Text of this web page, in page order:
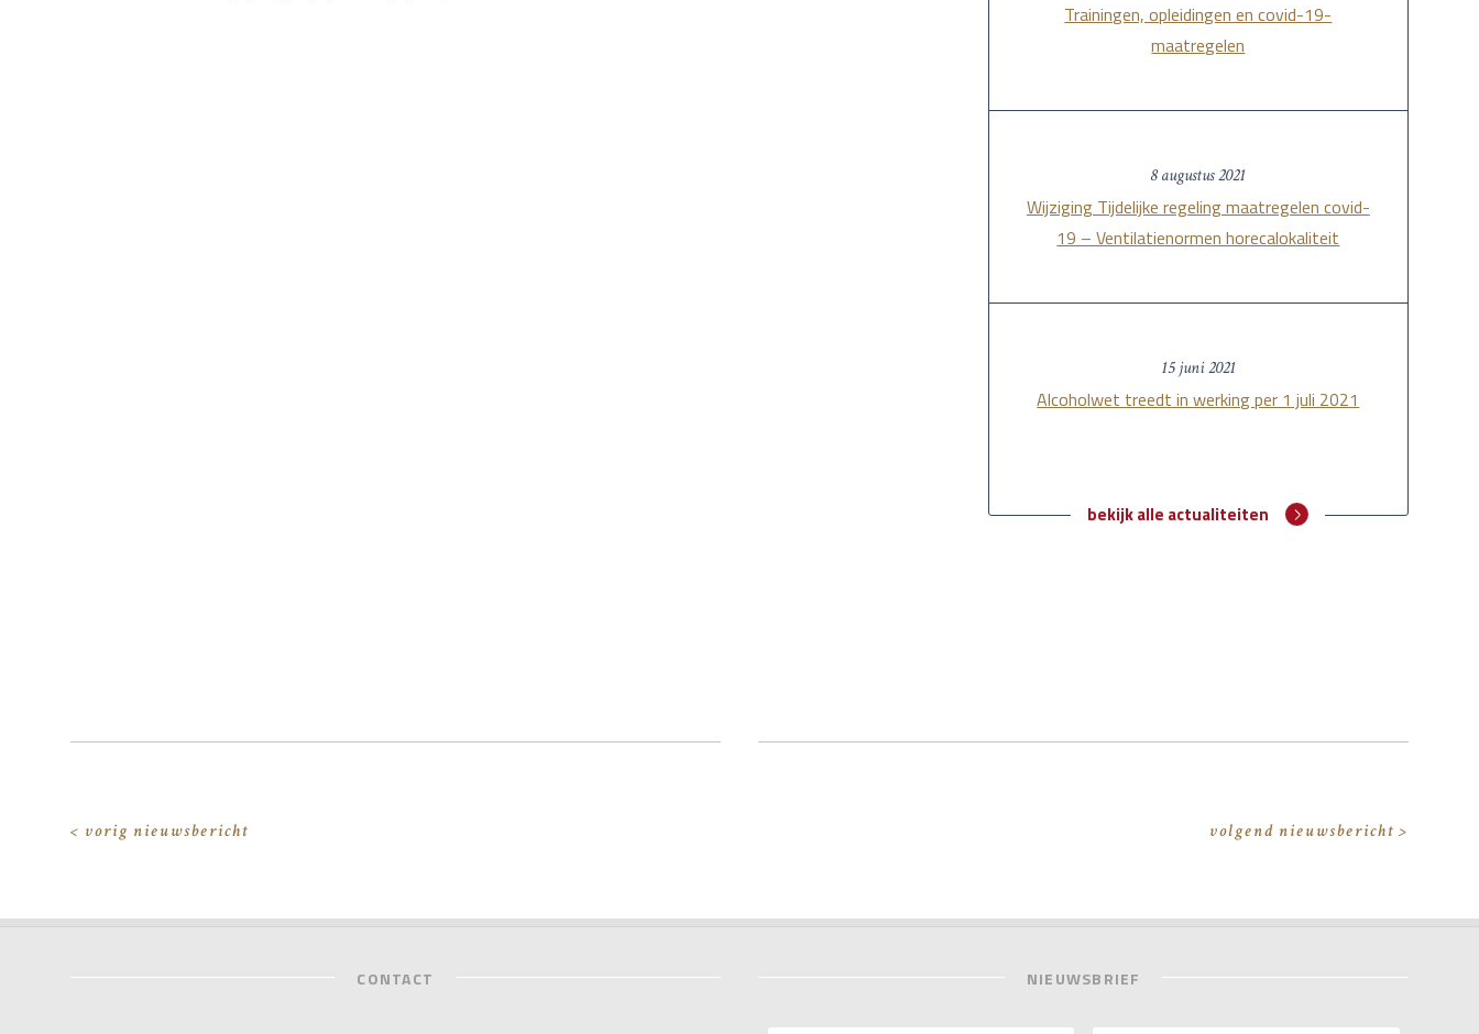
Trainingen, opleidingen en covid-19-
maatregelen
Wijziging Tijdelijke regeling maatregelen covid-
19 – Ventilatienormen horecalokaliteit
8 augustus 2021
Alcoholwet treedt in werking per 1 juli 2021
15 juni 2021
bekijk alle actualiteiten
< vorig nieuwsbericht volgend nieuwsbericht >
CONTACT NIEUWSBRIEF